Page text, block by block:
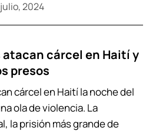
julio, 2024
atacan cárcel en Haití y
presos
cárcel en Haití la noche del
ola de violencia. La
la prisión más grande de